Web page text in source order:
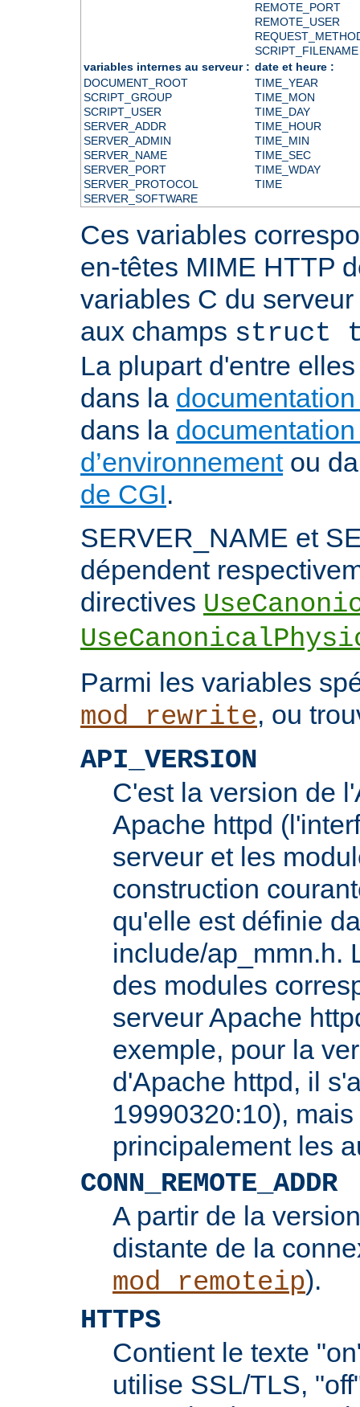
REMOTE_PORT
REMOTE_USER
SCRIPT_FILENAME
variables internes au serveur : date et heure :
DOCUMENT_ROOT
SCRIPT_GROUP
SCRIPT_USER
SERVER_ADDR
SERVER_ADMIN
SERVER_NAME
SERVER_PORT
SERVER_PROTOCOL
SERVER_SOFTWARE
TIME_YEAR
TIME_MON
TIME_DAY
TIME_HOUR
TIME_MIN
TIME_SEC
TIME_WDAY
TIME
Ces variables
en-têtes MIME HTTP
variables C du
aux champs struct
La plupart d'entre
dans la
dans la
d’environnementou
de CGI.
SERVER_NAME et
dépendent
directives
Parmi les variables
mod_rewrite, ou
API_VERSION
C'est la version de
Apache httpd
serveur et les
construction
qu'elle est définie
include/ap_mmn.h.
des modules
serveur Apache
exemple, pour la
d'Apache httpd, il
19990320:10),
principalement les
CONN_REMOTE_ADDR
A partir de la
distante de la
mod_remoteip).
HTTPS
Contient le texte
utilise SSL/TLS,